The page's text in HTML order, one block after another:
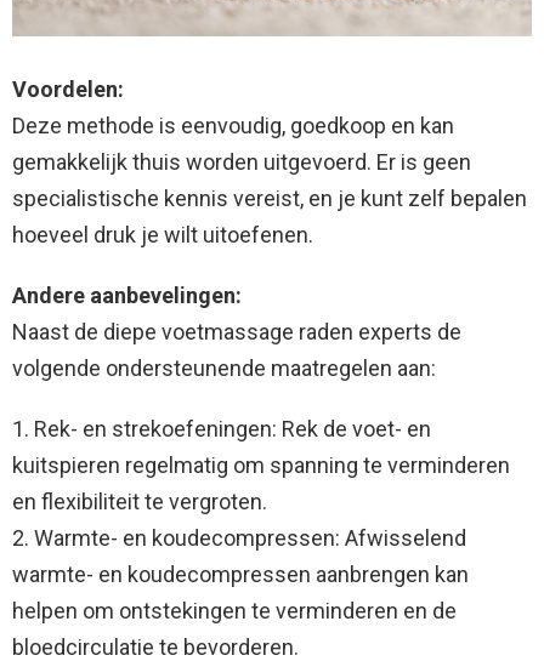
Voordelen:
Deze methode is eenvoudig, goedkoop en kan
gemakkelijk thuis worden uitgevoerd. Er is geen
specialistische kennis vereist, en je kunt zelf bepalen
hoeveel druk je wilt uitoefenen.
Andere aanbevelingen:
Naast de diepe voetmassage raden experts de
volgende ondersteunende maatregelen aan:
1. Rek- en strekoefeningen: Rek de voet- en
kuitspieren regelmatig om spanning te verminderen
en flexibiliteit te vergroten.
2. Warmte- en koudecompressen: Afwisselend
warmte- en koudecompressen aanbrengen kan
helpen om ontstekingen te verminderen en de
bloedcirculatie te bevorderen.